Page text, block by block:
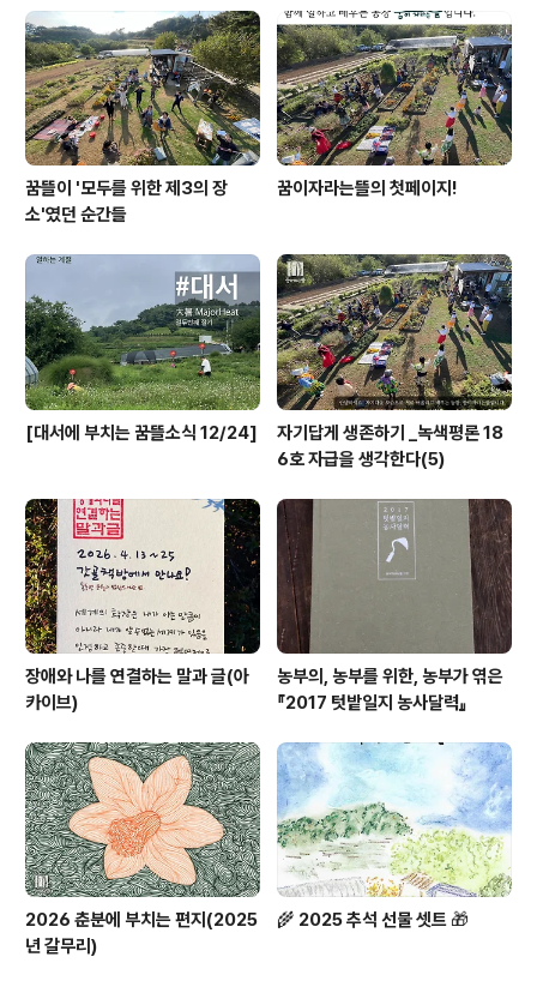
로에게 '살아가는 힘'을 길러주고 있다는 생각이 들었습니
다. 지루하고, 때로는 어렵기도 한 일상을 버텨내는데 필요
한 좋은 추억들을 우리가 함께 마련해 나가고 있구나, 도움
이 필요할 때 서로에게 큰 힘이 되어 줄 좋..
꿈뜰이 '모두를 위한 제3의 장
소'였던 순간들
꿈이자라는뜰의 첫페이지!
[대서에 부치는 꿈뜰소식 12/24]
자기답게 생존하기 _녹색평론 18
6호 자급을 생각한다(5)
장애와 나를 연결하는 말과 글(아
카이브)
농부의, 농부를 위한, 농부가 엮은
『2017 텃밭일지 농사달력』
2026 춘분에 부치는 편지(2025
년 갈무리)
🌾 2025 추석 선물 셋트 🎁